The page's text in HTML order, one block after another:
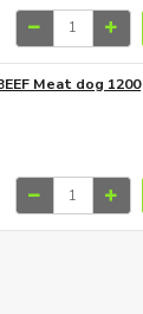
Meat dog 1200